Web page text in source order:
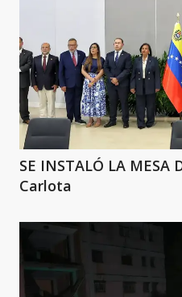
SE INSTALÓ LA MESA
Carlota